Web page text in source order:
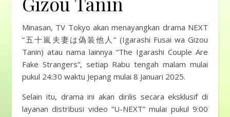
Minasan, TV Tokyo akan menayangkan drama NEXT
“五十嵐夫妻は偽装他人” (Igarashi Fusai wa Gizou
Tanin) atau nama lainnya “The Igarashi Couple Are
Fake Strangers”, setiap Rabu tengah malam mulai
pukul 24:30 waktu Jepang mulai 8 Januari 2025.
Selain itu, drama ini akan dirilis secara eksklusif di
layanan distribusi video “U-NEXT” mulai pukul 9:00